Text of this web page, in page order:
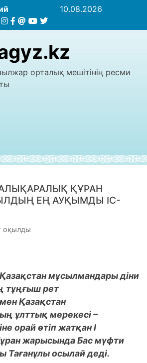
10.08.2026
орталық мешітінің ресми
ҚҰРАН
ЕҢ АУҚЫМДЫ ІС-
оқылды
мұсылмандары діни
тұңғыш рет
Қазақстан
ұлттық мерекесі –
орай өтіп жатқан І
жарысында Бас мүфти
Тағанұлы осылай деді.